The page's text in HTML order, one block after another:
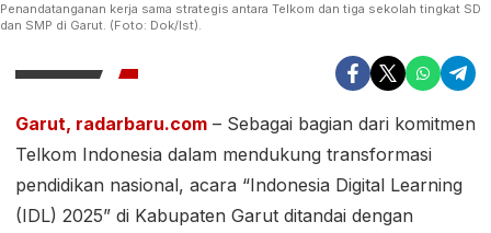
Penandatanganan kerja sama strategis antara Telkom dan tiga sekolah tingkat SD
dan SMP di Garut. (Foto: Dok/Ist).
Garut, radarbaru.com – Sebagai bagian dari komitmen
Telkom Indonesia dalam mendukung transformasi
pendidikan nasional, acara “Indonesia Digital Learning
(IDL) 2025” di Kabupaten Garut ditandai dengan